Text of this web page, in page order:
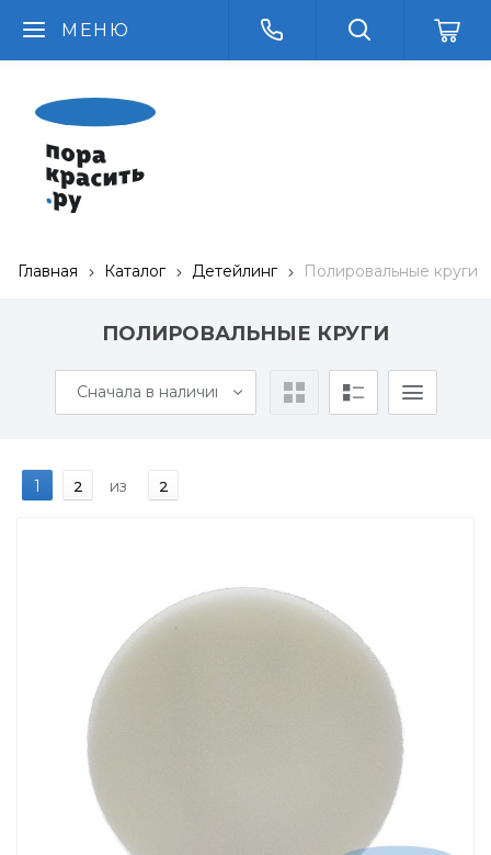
МЕНЮ
Главная Каталог Детейлинг Полировальные круги
ПОЛИРОВАЛЬНЫЕ КРУГИ
Сначала в наличии
1 2 из 2